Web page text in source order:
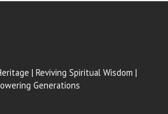
| Reviving Spiritual Wisdom |
Generations